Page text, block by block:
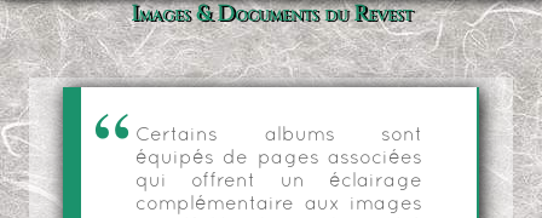
Images & Documents du Revest
Certains albums sont
équipés de pages associées
qui offrent un éclairage
complémentaire aux images